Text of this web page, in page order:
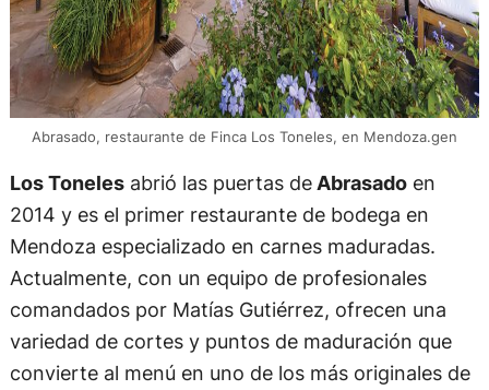
Abrasado, restaurante de Finca Los Toneles, en Mendoza.gen
Los Tonelesabrió las puertas deAbrasadoen
2014 y es el primer restaurante de bodega en
Mendoza especializado en carnes maduradas.
Actualmente, con un equipo de profesionales
comandados por Matías Gutiérrez, ofrecen una
variedad de cortes y puntos de maduración que
convierte al menú en uno de los más originales de